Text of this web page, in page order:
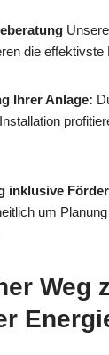
die
Ihrer Anlage:
inklusive
um
Weg